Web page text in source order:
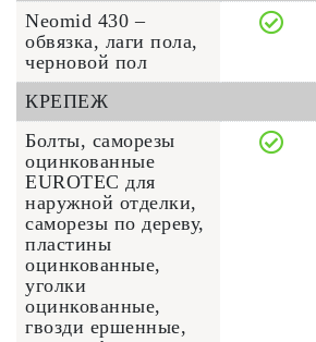
Neomid 430 –
обвязка, лаги пола,
черновой пол
КРЕПЕЖ
Болты, саморезы
оцинкованные
EUROTEC для
наружной отделки,
саморезы по дереву,
пластины
оцинкованные,
уголки
оцинкованные,
гвозди ершенные,